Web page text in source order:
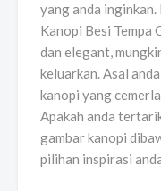
yang anda
Kanopi Besi Tempa
dan elegant,
keluarkan. Asal
kanopi yang
Apakah anda
gambar kanopi
pilihan inspirasi